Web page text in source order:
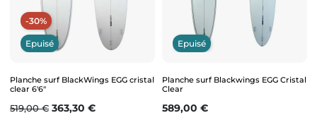
-30%
Epuisé
Planche surf BlackWings EGG cristal
clear 6'6"
Prix de base
519,00 € Prix
363,30 €
Epuisé
Planche surf Blackwings EGG Cristal
Clear
Prix
589,00 €